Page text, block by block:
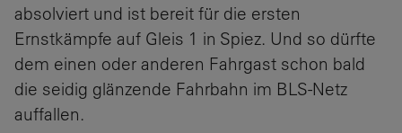
absolviert und ist bereit für die ersten
Ernstkämpfe auf Gleis 1 in Spiez. Und so dürfte
dem einen oder anderen Fahrgast schon bald
die seidig glänzende Fahrbahn im BLS-Netz
auffallen.